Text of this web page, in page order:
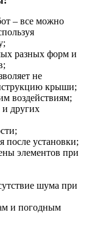
– все можно
разных форм и
не
крыши;
воздействиям;
и других
после установки;
элементов при
шума при
и погодным